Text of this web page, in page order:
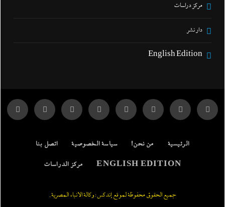
مركز دراسات
دار نشر
English Edition
الرئيسية من نحن! سياسة الخصوصية اتصل بنا
ENGLISH EDITION مركز الدراسات
جميع الحقوق محفوظة لموقع إندكس: وكالة الانباء المصرية.